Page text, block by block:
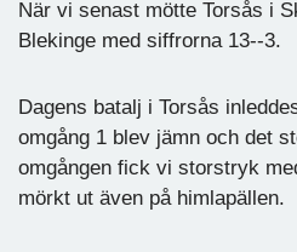
När vi senast mötte Torsås i
Blekinge med siffrorna 13--3.
Dagens batalj i Torsås
omgång 1 blev jämn och det
omgången fick vi storstryk
mörkt ut även på himlapällen.